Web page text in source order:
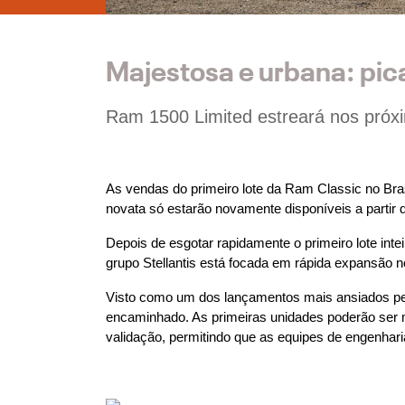
Majestosa e urbana:
Ram 1500 Limited estreará nos
As vendas do primeiro lote da Ram Classic no
novata só estarão novamente disponíveis a partir
Depois de esgotar rapidamente o primeiro lote
grupo Stellantis está focada em rápida expansão
Visto como um dos lançamentos mais ansiados
encaminhado. As primeiras unidades poderão
validação, permitindo que as equipes de